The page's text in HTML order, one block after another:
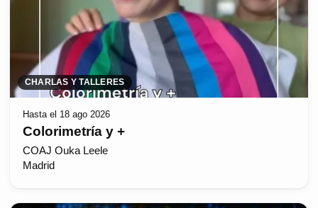
CHARLAS Y TALLERES
Hasta el 18 ago 2026
Colorimetría y +
COAJ Ouka Leele
Madrid